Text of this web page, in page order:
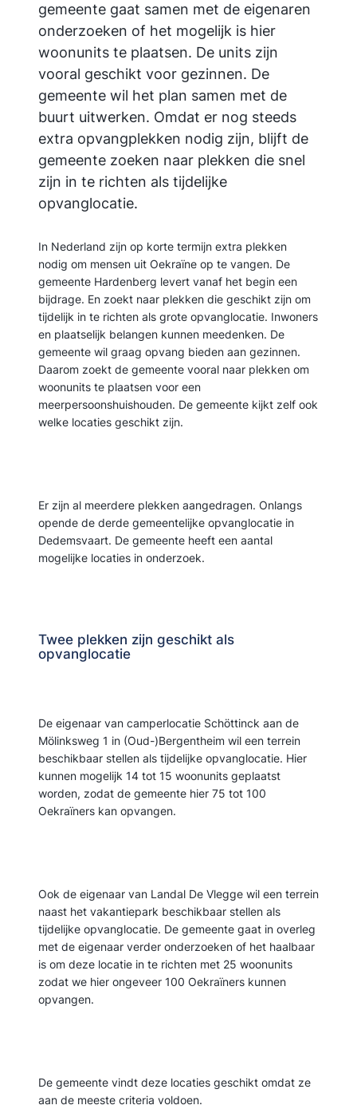
gemeente gaat samen met de eigenaren
onderzoeken of het mogelijk is hier
woonunits te plaatsen. De units zijn
vooral geschikt voor gezinnen. De
gemeente wil het plan samen met de
buurt uitwerken. Omdat er nog steeds
extra opvangplekken nodig zijn, blijft de
gemeente zoeken naar plekken die snel
zijn in te richten als tijdelijke
opvanglocatie.
In Nederland zijn op korte termijn extra plekken
nodig om mensen uit Oekraïne op te vangen. De
gemeente Hardenberg levert vanaf het begin een
bijdrage. En zoekt naar plekken die geschikt zijn om
tijdelijk in te richten als grote opvanglocatie. Inwoners
en plaatselijk belangen kunnen meedenken. De
gemeente wil graag opvang bieden aan gezinnen.
Daarom zoekt de gemeente vooral naar plekken om
woonunits te plaatsen voor een
meerpersoonshuishouden. De gemeente kijkt zelf ook
welke locaties geschikt zijn.
Er zijn al meerdere plekken aangedragen. Onlangs
opende de derde gemeentelijke opvanglocatie in
Dedemsvaart. De gemeente heeft een aantal
mogelijke locaties in onderzoek.
Twee plekken zijn geschikt als
opvanglocatie
De eigenaar van camperlocatie Schöttinck aan de
Mölinksweg 1 in (Oud-)Bergentheim wil een terrein
beschikbaar stellen als tijdelijke opvanglocatie. Hier
kunnen mogelijk 14 tot 15 woonunits geplaatst
worden, zodat de gemeente hier 75 tot 100
Oekraïners kan opvangen.
Ook de eigenaar van Landal De Vlegge wil een terrein
naast het vakantiepark beschikbaar stellen als
tijdelijke opvanglocatie. De gemeente gaat in overleg
met de eigenaar verder onderzoeken of het haalbaar
is om deze locatie in te richten met 25 woonunits
zodat we hier ongeveer 100 Oekraïners kunnen
opvangen.
De gemeente vindt deze locaties geschikt omdat ze
aan de meeste criteria voldoen.